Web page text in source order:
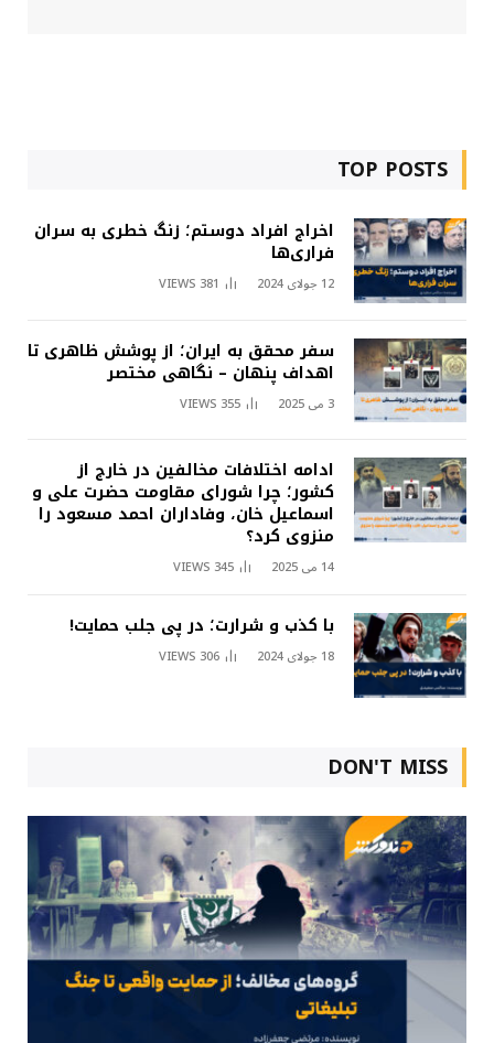
TOP POSTS
اخراج افراد دوستم؛ زنگ خطری به سران
فراری‌ها
12 جولای 2024 381
VIEWS
سفر محقق به ایران؛ از پوشش ظاهری تا
اهداف پنهان – نگاهی مختصر
3 می 2025 355
VIEWS
ادامه اختلافات مخالفین در خارج از
کشور؛ چرا شورای مقاومت حضرت علی و
اسماعیل خان، وفاداران احمد مسعود را
منزوی کرد؟
14 می 2025 345
VIEWS
با کذب و شرارت؛ در پی جلب حمایت!
18 جولای 2024 306
VIEWS
DON'T MISS